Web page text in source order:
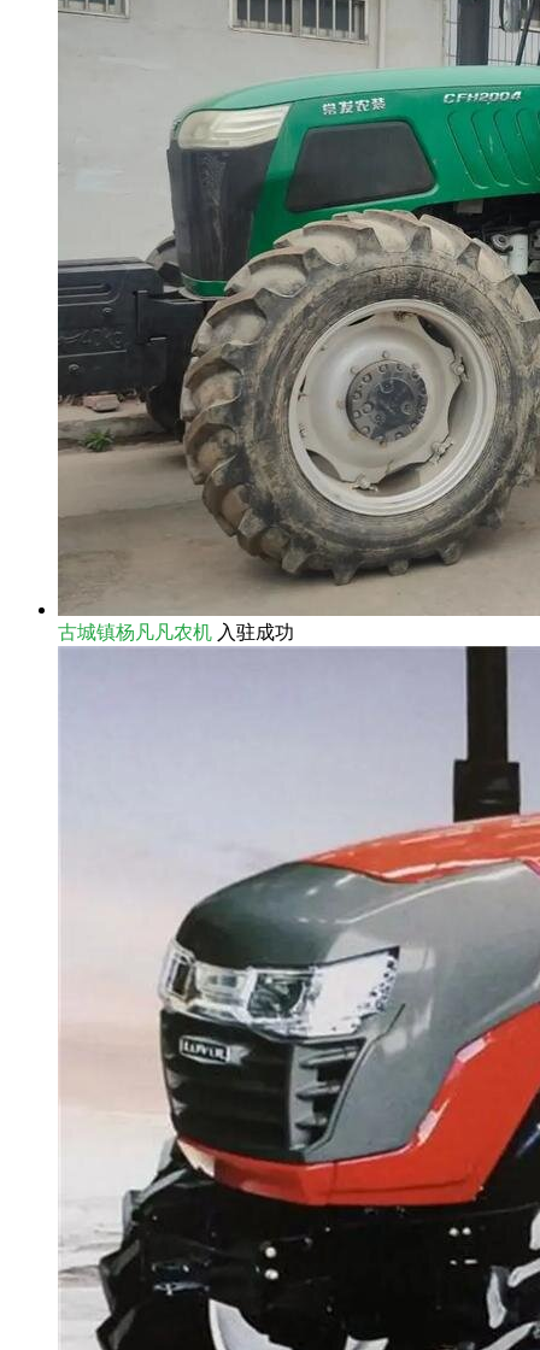
古城镇杨凡凡农机 入驻成功